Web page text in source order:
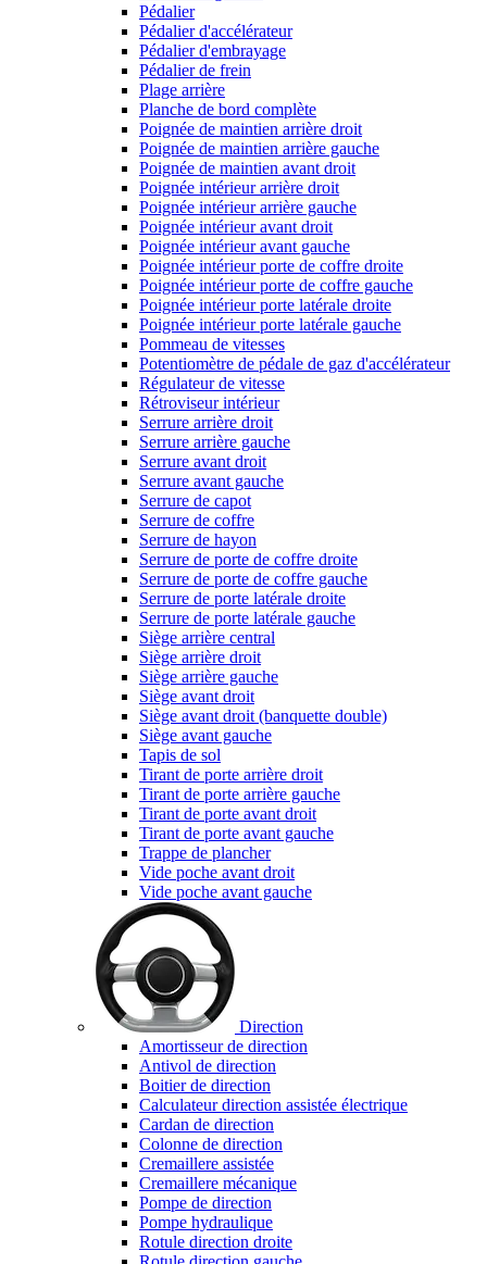
Pédalier
Pédalier d'accélérateur
Pédalier d'embrayage
Pédalier de frein
Plage arrière
Planche de bord complète
Poignée de maintien arrière droit
Poignée de maintien arrière gauche
Poignée de maintien avant droit
Poignée intérieur arrière droit
Poignée intérieur arrière gauche
Poignée intérieur avant droit
Poignée intérieur avant gauche
Poignée intérieur porte de coffre droite
Poignée intérieur porte de coffre gauche
Poignée intérieur porte latérale droite
Poignée intérieur porte latérale gauche
Pommeau de vitesses
Potentiomètre de pédale de gaz d'accélérateur
Régulateur de vitesse
Rétroviseur intérieur
Serrure arrière droit
Serrure arrière gauche
Serrure avant droit
Serrure avant gauche
Serrure de capot
Serrure de coffre
Serrure de hayon
Serrure de porte de coffre droite
Serrure de porte de coffre gauche
Serrure de porte latérale droite
Serrure de porte latérale gauche
Siège arrière central
Siège arrière droit
Siège arrière gauche
Siège avant droit
Siège avant droit (banquette double)
Siège avant gauche
Tapis de sol
Tirant de porte arrière droit
Tirant de porte arrière gauche
Tirant de porte avant droit
Tirant de porte avant gauche
Trappe de plancher
Vide poche avant droit
Vide poche avant gauche
Direction
Amortisseur de direction
Antivol de direction
Boitier de direction
Calculateur direction assistée électrique
Cardan de direction
Colonne de direction
Cremaillere assistée
Cremaillere mécanique
Pompe de direction
Pompe hydraulique
Rotule direction droite